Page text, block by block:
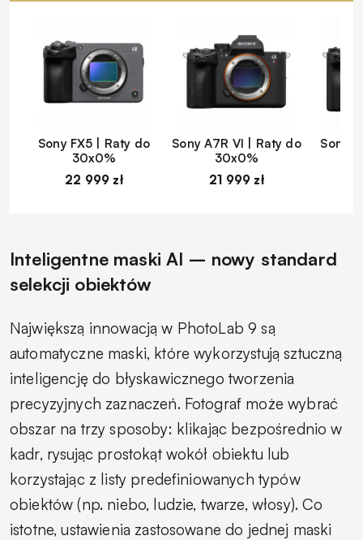
Sony FX5 | Raty do
30x0%
22 999 zł
Sony A7R VI | Raty do
30x0%
21 999 zł
Sony
Inteligentne maski AI – nowy standard
selekcji obiektów
Największą innowacją w PhotoLab 9 są
automatyczne maski, które wykorzystują sztuczną
inteligencję do błyskawicznego tworzenia
precyzyjnych zaznaczeń. Fotograf może wybrać
obszar na trzy sposoby: klikając bezpośrednio w
kadr, rysując prostokąt wokół obiektu lub
korzystając z listy predefiniowanych typów
obiektów (np. niebo, ludzie, twarze, włosy). Co
istotne, ustawienia zastosowane do jednej maski